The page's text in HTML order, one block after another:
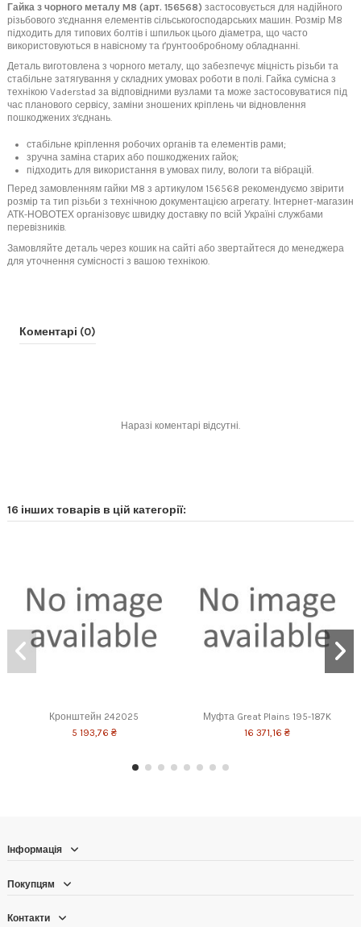
Гайка з чорного металу M8 (арт. 156568) застосовується для надійного
різьбового з'єднання елементів сільськогосподарських машин. Розмір М8
підходить для типових болтів і шпильок цього діаметра, що часто
використовуються в навісному та ґрунтообробному обладнанні.
Деталь виготовлена з чорного металу, що забезпечує міцність різьби та
стабільне затягування у складних умовах роботи в полі. Гайка сумісна з
технікою Vaderstad за відповідними вузлами та може застосовуватися під
час планового сервісу, заміни зношених кріплень чи відновлення
пошкоджених з'єднань.
стабільне кріплення робочих органів та елементів рами;
зручна заміна старих або пошкоджених гайок;
підходить для використання в умовах пилу, вологи та вібрацій.
Перед замовленням гайки M8 з артикулом 156568 рекомендуємо звірити
розмір та тип різьби з технічною документацією агрегату. Інтернет-магазин
АТК-НОВОТЕХ організовує швидку доставку по всій Україні службами
перевізників.
Замовляйте деталь через кошик на сайті або звертайтеся до менеджера
для уточнення сумісності з вашою технікою.
Коментарі (0)
Наразі коментарі відсутні.
16 інших товарів в цій категорії:
Кронштейн 242025
5 193,76 ₴
Муфта Great Plains 195-187K
16 371,16 ₴
Інформація
Покупцям
Контакти